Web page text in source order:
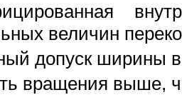
величин
допуск ширины
вращения выше,